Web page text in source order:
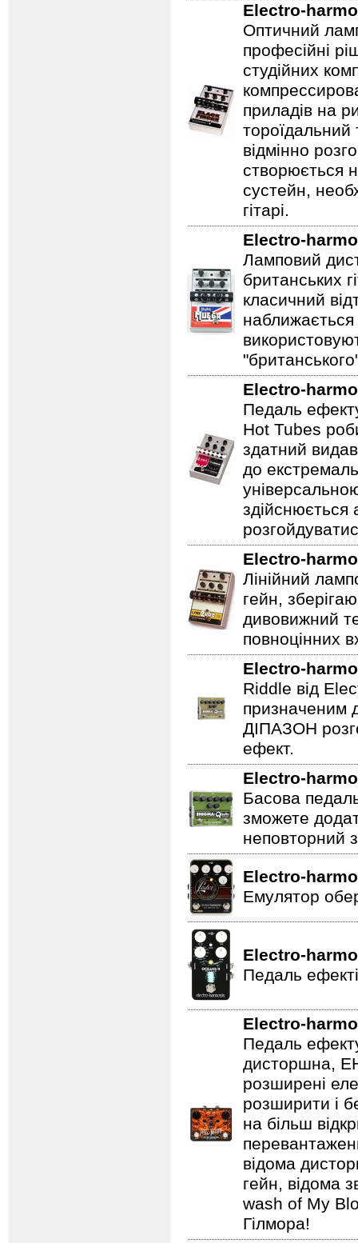
Electro-
Оптичний
професійні
студійних
приладів на
відмінно
створюється
сустейн,
гітарі.
Electro-
Ламповий
британських
класичний
Electro-
Педаль
Hot Tubes
здатний
до
Electro-
Лінійний
гейн,
дивовижний
повноцінних
Electro-
Riddle від
призначеним
ДІПАЗОН
ефект.
Electro-
Басова
зможете
неповторний
Electro-
Емулятор
Electro-
Педаль
Electro-
Педаль
дисторшна,
розширені
розширити і
на більш
відома
гейн, відома
wash of My
Гілмора!